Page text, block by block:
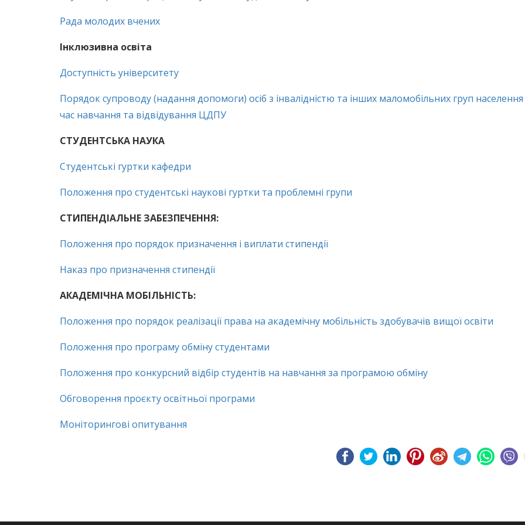
Рада молодих вчених
Інклюзивна освіта
Доступність університету
Порядок супроводу (надання допомоги) осіб з інвалідністю та інших маломобільних груп населення
час навчання та відвідування ЦДПУ
СТУДЕНТСЬКА НАУКА
Студентські гуртки кафедри
Положення про студентські наукові гуртки та проблемні групи
СТИПЕНДІАЛЬНЕ ЗАБЕЗПЕЧЕННЯ:
Положення про порядок призначення і виплати стипендії
Наказ про призначення стипендії
АКАДЕМІЧНА МОБІЛЬНІСТЬ:
Положення про порядок реалізації права на академічну мобільність здобувачів вищої освіти
Положення про програму обміну студентами
Положення про конкурсний відбір студентів на навчання за програмою обміну
Обговорення проєкту освітньої програми
Моніторингові опитування